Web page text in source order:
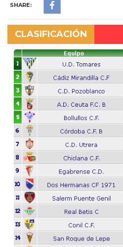
SHARE:
CLASIFICACIÓN